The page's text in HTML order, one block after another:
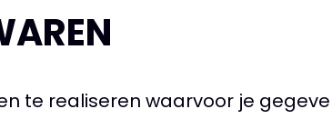
te realiseren waarvoor je